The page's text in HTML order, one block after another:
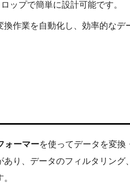
ップで簡単に設計可能です。
換作業を自動化し、効率的なデ
ォーマーを使ってデータを変
り、データのフィルタリング